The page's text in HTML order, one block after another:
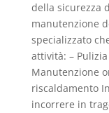
della sicurezza
manutenzione
specializzato
attività: –
Manutenzione
riscaldamento
incorrere in